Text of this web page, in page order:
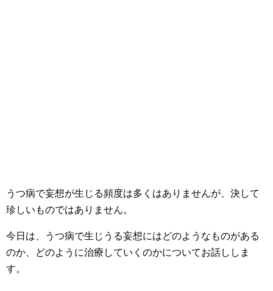
うつ病で妄想が生じる頻度は多くはありませんが、決して
珍しいものではありません。
今日は、うつ病で生じうる妄想にはどのようなものがある
のか、どのように治療していくのかについてお話ししま
す。